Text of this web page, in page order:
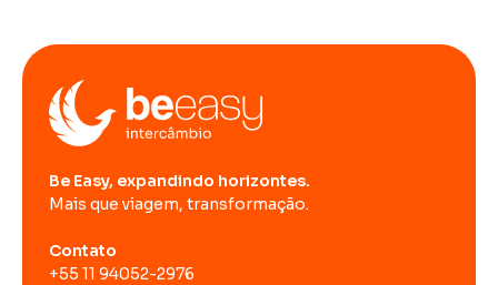
Be Easy, expandindo horizontes.
Mais que viagem, transformação.
Contato
+55 11 94052-2976